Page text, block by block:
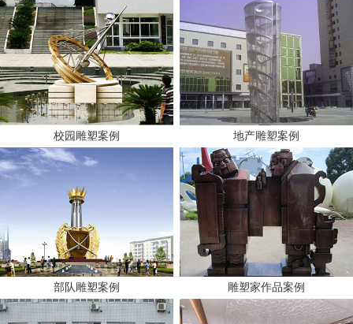
校园雕塑案例
部队雕塑案例
地产雕塑案例
雕塑家作品案例